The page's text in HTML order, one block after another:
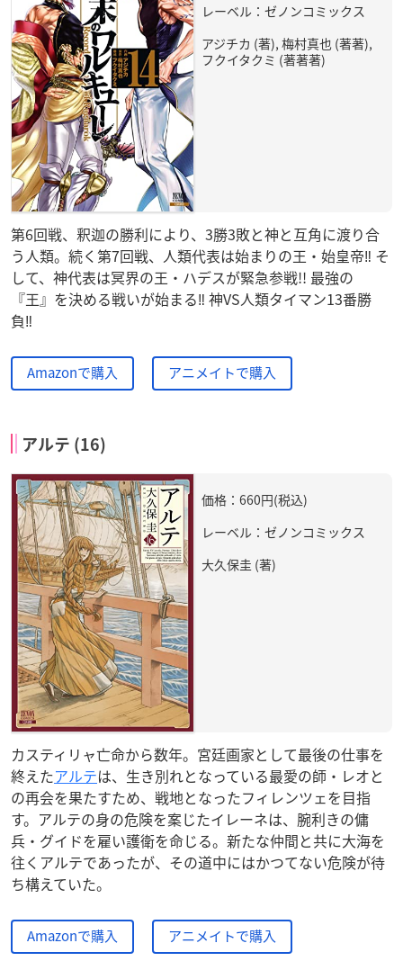
レーベル：ゼノンコミックス
アジチカ (著), 梅村真也 (著著),
フクイタクミ (著著著)
第6回戦、釈迦の勝利により、3勝3敗と神と互角に渡り合
う人類。続く第7回戦、人類代表は始まりの王・始皇帝‼ そ
して、神代表は冥界の王・ハデスが緊急参戦!! 最強の
『王』を決める戦いが始まる‼ 神VS人類タイマン13番勝
負‼︎
Amazonで購入 アニメイトで購入
アルテ (16)
価格：660円(税込)
レーベル：ゼノンコミックス
大久保圭 (著)
カスティリャ亡命から数年。宮廷画家として最後の仕事を
終えたアルテは、生き別れとなっている最愛の師・レオと
の再会を果たすため、戦地となったフィレンツェを目指
す。アルテの身の危険を案じたイレーネは、腕利きの傭
兵・グイドを雇い護衛を命じる。新たな仲間と共に大海を
往くアルテであったが、その道中にはかつてない危険が待
ち構えていた。
Amazonで購入 アニメイトで購入